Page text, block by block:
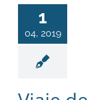
1
04, 2019